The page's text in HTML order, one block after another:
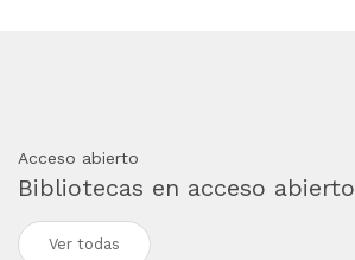
Acceso abierto
Bibliotecas en acceso abierto
Ver todas